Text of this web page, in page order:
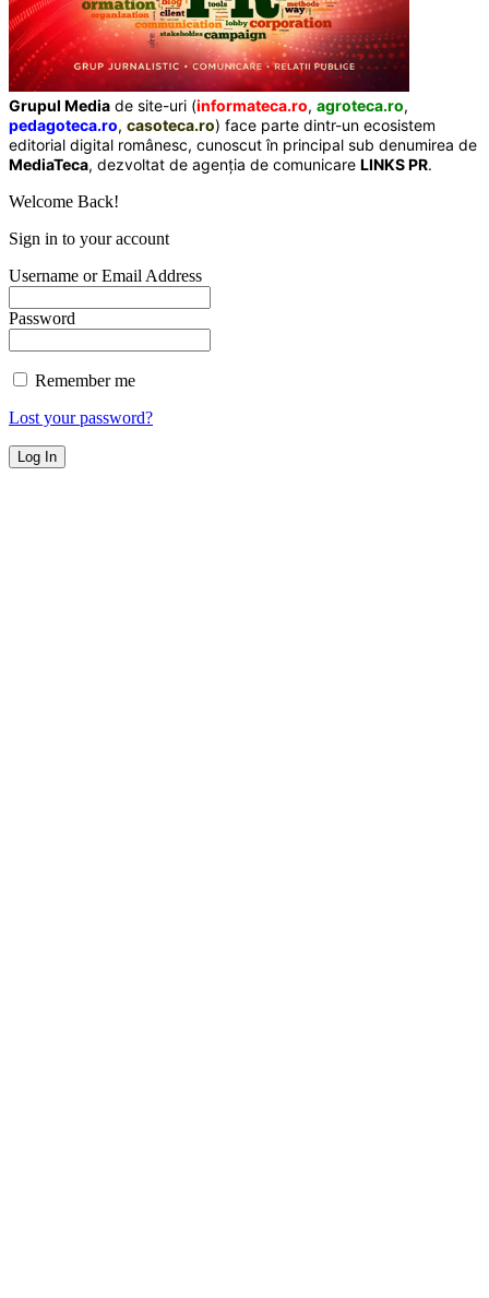
Grupul Media de site-uri (informateca.ro, agroteca.ro,
pedagoteca.ro, casoteca.ro) face parte dintr-un ecosistem
editorial digital românesc, cunoscut în principal sub denumirea de
MediaTeca, dezvoltat de agenția de comunicare LINKS PR.
Welcome Back!
Sign in to your account
Username or Email Address
Password
Remember me
Lost your password?